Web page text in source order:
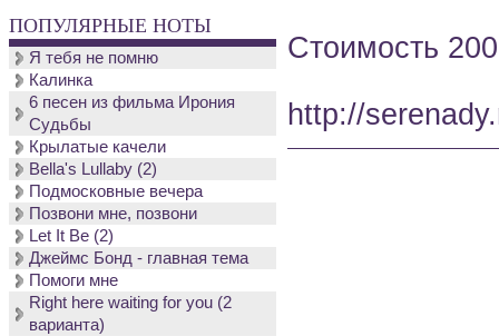
Стоимость
http://
ПОПУЛЯРНЫЕ НОТЫ
Я тебя не помню
Калинка
6 песен из фильма Ирония
Судьбы
Крылатые качели
Bella's Lullaby (2)
Подмосковные вечера
Позвони мне, позвони
Let It Be (2)
Джеймс Бонд - главная тема
Помоги мне
Right here waiting for you (2
варианта)